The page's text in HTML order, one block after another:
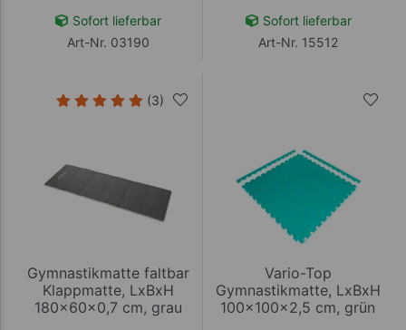
Sofort lieferbar
Art-Nr. 03190
Sofort lieferbar
Art-Nr. 15512
(3)
Gymnastikmatte faltbar
Klappmatte, LxBxH
180x60x0,7 cm, grau
Vario-Top
Gymnastikmatte, LxBxH
100x100x2,5 cm, grün